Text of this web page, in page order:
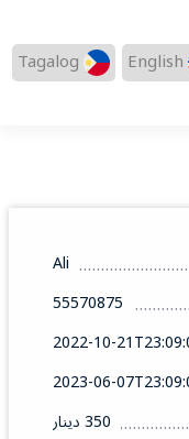
English
Tagalog
Ali
55570875
2022-10-
2023-06-
350 دينار